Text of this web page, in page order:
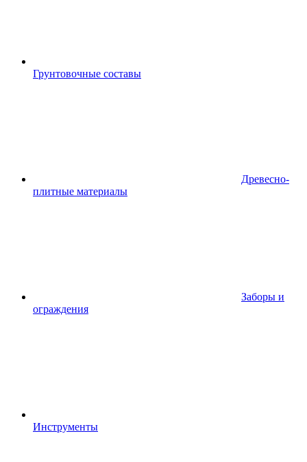
Грунтовочные составы
Древесно-
плитные материалы
Заборы и
ограждения
Инструменты